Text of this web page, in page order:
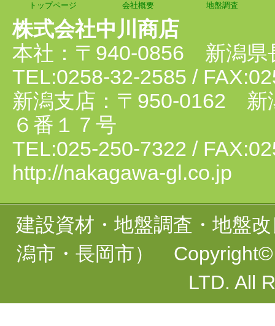
トップページ
会社概要
About us
地盤調査
新着情報
Information
お問い合わせ
株式会社中川商店
本社：〒940-0856 新潟県
TEL:0258-32-2585 /
新潟支店：〒950-0162 新
６番１７号
TEL:025-250-7322 /
http://nakagawa-gl.co.jp
建設資材・地盤調査・地盤
潟市・長岡市）
Copyright©
LTD. All